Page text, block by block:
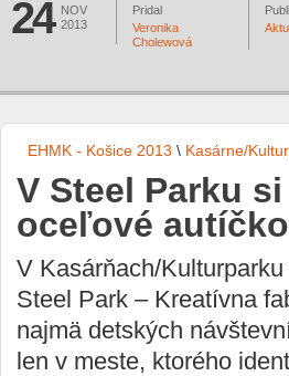
24
NOV
2013
Pridal
Veronika
Cholewová
EHMK - Košice 2013 \ Kasárne/
V Steel Parku
oceľové autíčko
V Kasárňach/
Steel Park – Kreatívna
najmä detských
len v meste, ktorého